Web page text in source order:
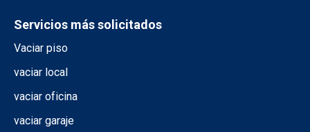
Servicios más solicitados
Vaciar piso
vaciar local
vaciar oficina
vaciar garaje